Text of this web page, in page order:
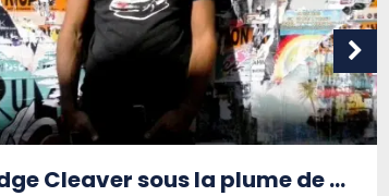
Eldridge Cleaver sous la plume de Régis Dubois